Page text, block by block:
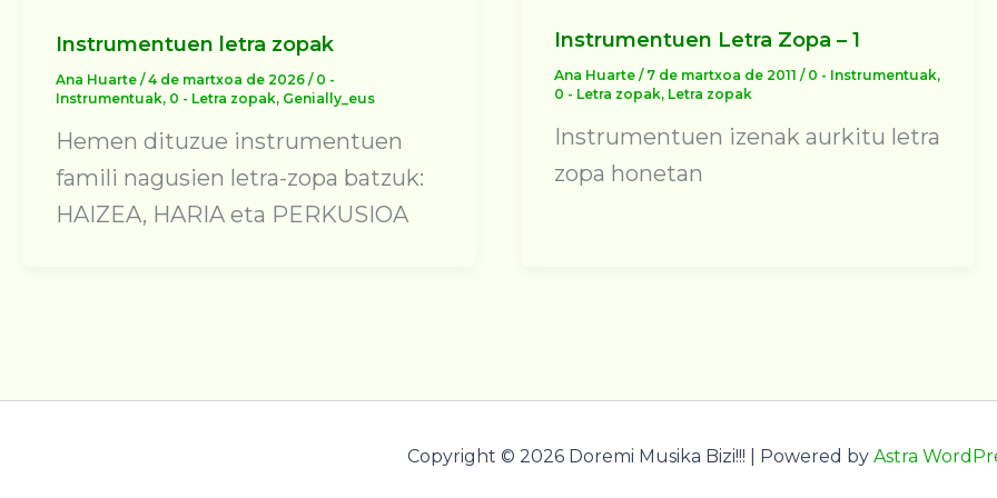
Instrumentuen letra zopak
Ana Huarte /4 de martxoa de 2026 / 0 -
Instrumentuak, 0 - Letra zopak, Genially_eus
Hemen dituzue instrumentuen
famili nagusien letra-zopa batzuk:
HAIZEA, HARIA eta PERKUSIOA
Instrumentuen Letra Zopa – 1
Ana Huarte / 7 de martxoa de 2011 / 0 - Instrumentuak,
0 - Letra zopak, Letra zopak
Instrumentuen izenak aurkitu letra
zopa honetan
Copyright © 2026 Doremi Musika Bizi!!! | Powered by Astra